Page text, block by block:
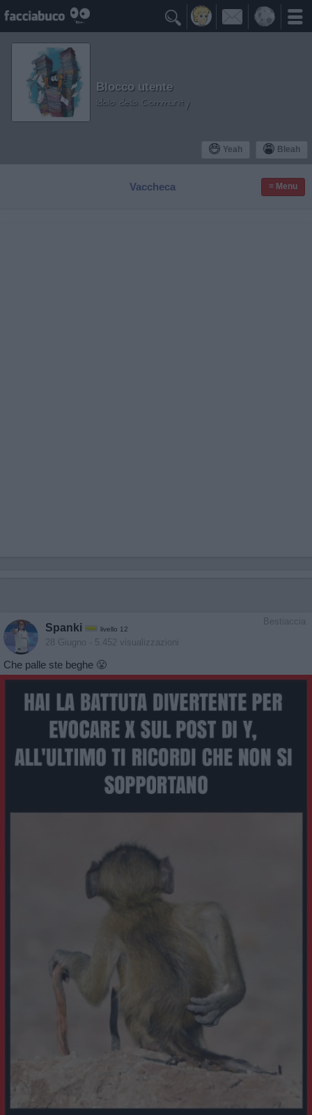

Yeah Bleah
Blocco utente
Idolo della Community
Vaccheca ≡ Menu
Bestiaccia
Spanki livello 12
28 Giugno - 5.452 visualizzazioni
Che palle ste beghe 😤